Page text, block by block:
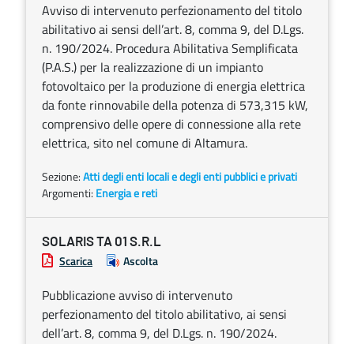
Avviso di intervenuto perfezionamento del titolo
abilitativo ai sensi dell’art. 8, comma 9, del D.Lgs.
n. 190/2024. Procedura Abilitativa Semplificata
(P.A.S.) per la realizzazione di un impianto
fotovoltaico per la produzione di energia elettrica
da fonte rinnovabile della potenza di 573,315 kW,
comprensivo delle opere di connessione alla rete
elettrica, sito nel comune di Altamura.
Sezione:Atti degli enti locali e degli enti pubblici e privati
Argomenti: Energia e reti
SOLARIS TA 01 S.R.L
Scarica Ascolta
Pubblicazione avviso di intervenuto
perfezionamento del titolo abilitativo, ai sensi
dell’art. 8, comma 9, del D.Lgs. n. 190/2024.